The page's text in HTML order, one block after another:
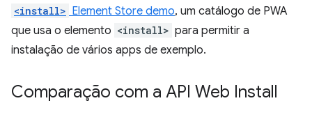
<install> Element Store demo, um catálogo de PWA
que usa o elemento <install> para permitir a
instalação de vários apps de exemplo.
Comparação com a API Web Install